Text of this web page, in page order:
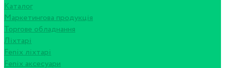
Каталог
Маркетингова продукція
Торгове обладнання
Ліхтарі
Fenix ліхтарі
Fenix аксесуари